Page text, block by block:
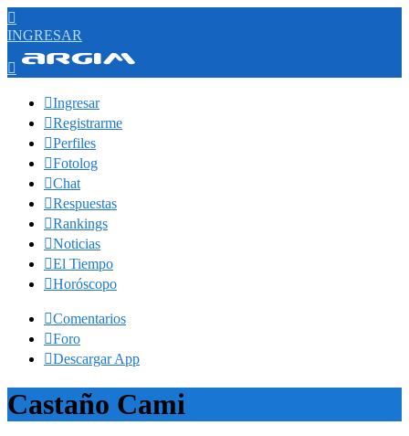

INGRESAR

Ingresar
Registrarme
Perfiles
Fotolog
Chat
Respuestas
Rankings
Noticias
El Tiempo
Horóscopo
Comentarios
Foro
Descargar App
Castaño Cami